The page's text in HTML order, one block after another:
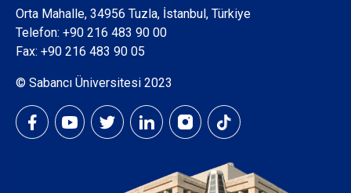
Orta Mahalle, 34956 Tuzla, İstanbul, Türkiye
Telefon: +90 216 483 90 00
Fax: +90 216 483 90 05
© Sabancı Üniversitesi 2023